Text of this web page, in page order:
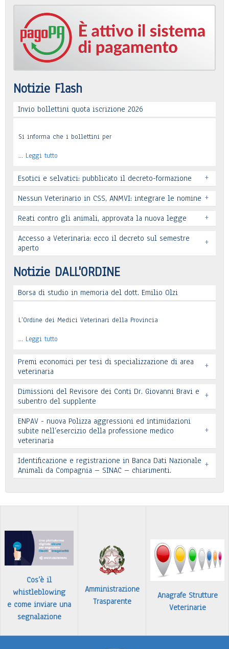
Notizie Flash
Invio bollettini quota iscrizione 2026
Si informa che i bollettini per
… Leggi tutto
Esotici e selvatici: pubblicato il decreto-formazione +
Leggi tutto
Nessun Veterinario in CSS, ANMVI: integrare le nomine +
Leggi tutto
Reati contro gli animali, approvata la nuova legge +
Leggi tutto
Accesso a Veterinaria: ecco il decreto sul semestre
aperto
+
Leggi tutto
Notizie DALL'ORDINE
Borsa di studio in memoria del dott. Emilio Olzi
L’Ordine dei Medici Veterinari della Provincia
… Leggi tutto
Premi economici per tesi di specializzazione di area
veterinaria
+
Leggi tutto
Dimissioni del Revisore dei Conti Dr. Giovanni Bravi e
subentro del supplente
+
Leggi tutto
ENPAV - nuova Polizza aggressioni ed intimidazioni
subite nell’esercizio della professione medico
veterinaria
+
In allegato si pubblica lettera pervenuta
Identificazione e registrazione in Banca Dati Nazionale
Animali da Compagnia – SINAC – chiarimenti.
+
Cos’è il
whistleblowing
e come inviare una
segnalazione
Amministrazione
Trasparente
Anagrafe Strutture
Veterinarie